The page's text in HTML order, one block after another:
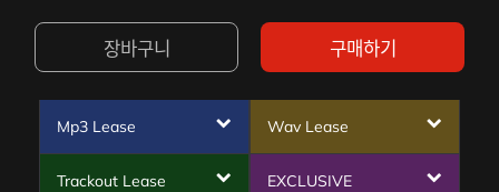
장바구니 구매하기
Mp3 Lease Wav Lease
Trackout Lease EXCLUSIVE